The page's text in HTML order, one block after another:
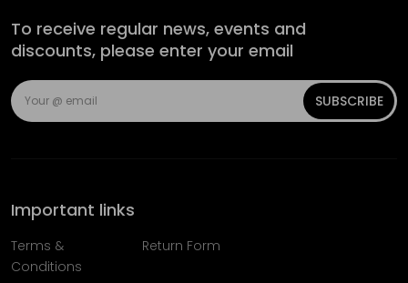
To receive regular news, events and
discounts, please enter your email
SUBSCRIBE
Important links
Terms &
Conditions
Return Form